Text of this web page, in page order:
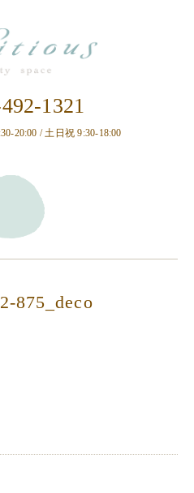
1321
20:00 / 土日祝 9:30-18:00
875_deco